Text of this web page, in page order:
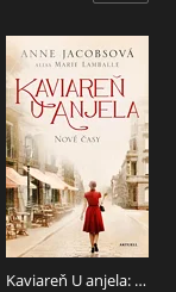
Kaviareň U anjela: Nové časy